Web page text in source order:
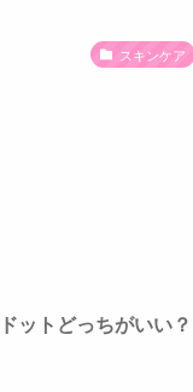
スキンケア
ットどっちがいい？